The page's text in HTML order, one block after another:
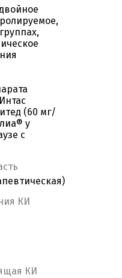
(60 мг/
у
с
КИ
КИ